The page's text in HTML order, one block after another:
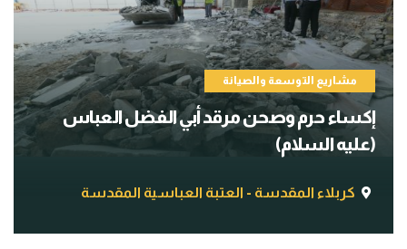
مشاريع التوسعة والصيانة
إكساء حرم وصحن مرقد أبي الفضل العباس
(عليه السلام)
كربلاء المقدسة - العتبة العباسية المقدسة